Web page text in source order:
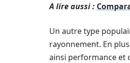
A lire aussi :
Un autre type
rayonnement. En
ainsi performance et